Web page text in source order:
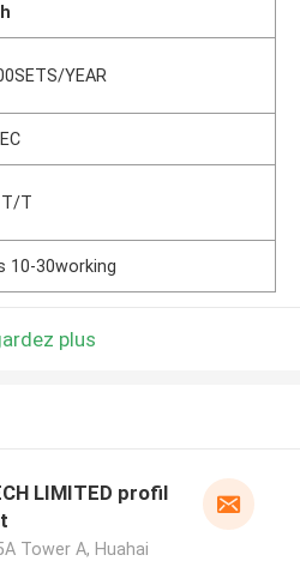
YEAR
T/T
10-30working
plus
LIMITED profil
Tower A, Huahai